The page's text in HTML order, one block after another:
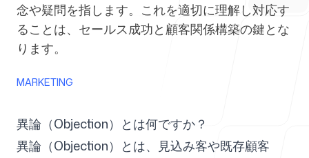
代理店向け
ブログ
念や疑問を指します。これを適切に理解し対応す
ることは、セールス成功と顧客関係構築の鍵とな
ります。
MARKETING
異論（Objection）とは何ですか？
異論（Objection）とは、見込み客や既存顧客